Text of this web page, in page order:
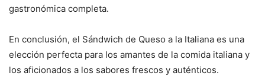
gastronómica completa.
En conclusión, el Sándwich de Queso a la Italiana es una
elección perfecta para los amantes de la comida italiana y
los aficionados a los sabores frescos y auténticos.